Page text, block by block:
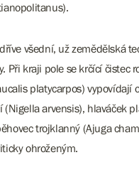
všední, už zemědělská
Při kraji pole se krčící čistec
platycarpos) vypovídají
(Nigella arvensis), hlaváček
trojklanný (Ajuga
ohroženým.